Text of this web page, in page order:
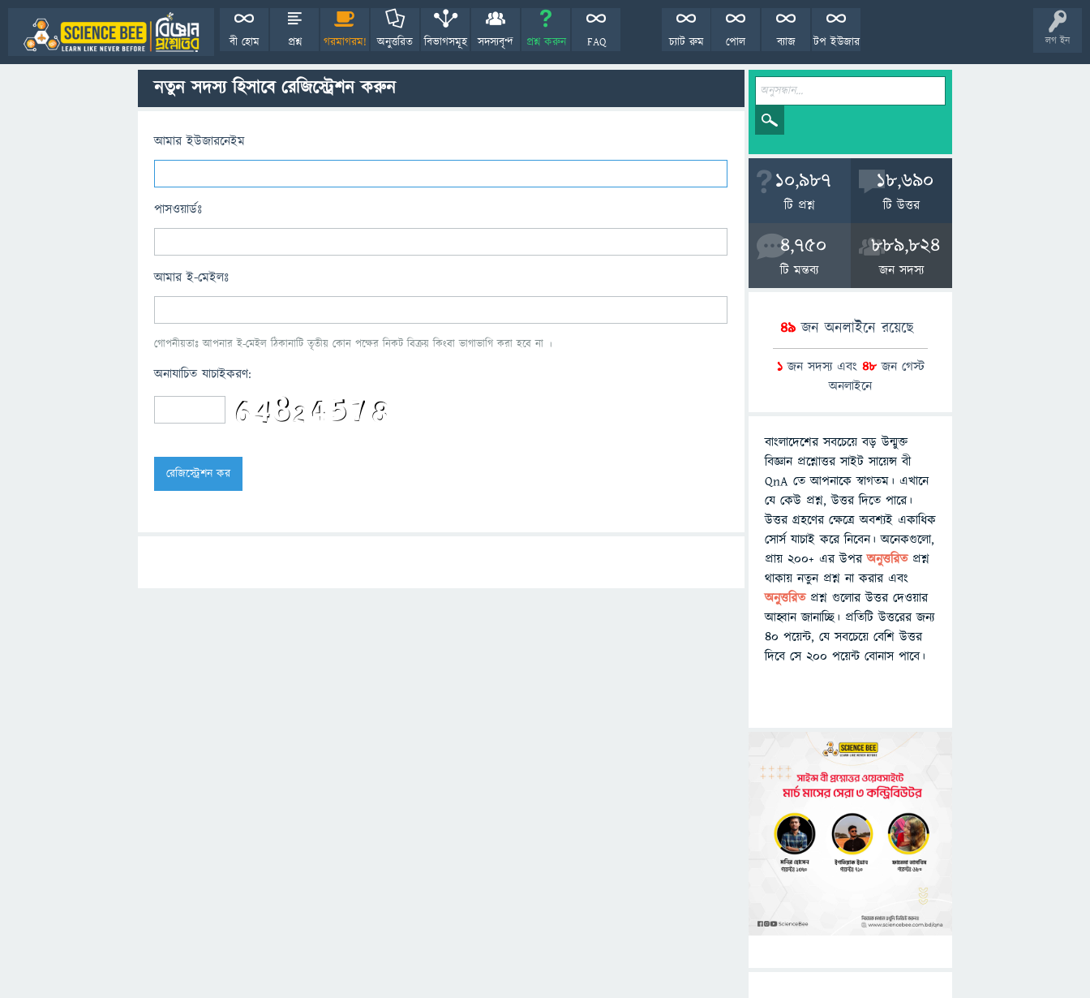
লগ ইন
বী হোম প্রশ্ন গরমাগরম! অনুত্তরিত বিভাগসমূহ সদস্যবৃন্দ প্রশ্ন করুন FAQ টপ ইউজার
ব্যাজ
পোল
চ্যাট রুম
নতুন সদস্য হিসাবে রেজিস্ট্রেশন করুন
আমার ইউজারনেইম
পাসওয়ার্ডঃ
আমার ই-মেইলঃ
গোপনীয়তাঃ আপনার ই-মেইল ঠিকানাটি তৃতীয় কোন পক্ষের নিকট বিক্রয় কিংবা ভাগাভাগি করা হবে না ।
অনাযাচিত যাচাইকরণ:
10,987
টি প্রশ্ন
18,690
টি উত্তর
4,750
টি মন্তব্য
889,824
জন সদস্য
49 জন অনলাইনে রয়েছে
1জন সদস্য এবং 48জন গেস্ট
অনলাইনে
বাংলাদেশের সবচেয়ে বড় উন্মুক্ত
বিজ্ঞান প্রশ্নোত্তর সাইট সায়েন্স বী
QnA তে আপনাকে স্বাগতম। এখানে
যে কেউ প্রশ্ন, উত্তর দিতে পারে।
উত্তর গ্রহণের ক্ষেত্রে অবশ্যই একাধিক
সোর্স যাচাই করে নিবেন। অনেকগুলো,
প্রায় ২০০+ এর উপরঅনুত্তরিতপ্রশ্ন
থাকায় নতুন প্রশ্ন না করার এবং
অনুত্তরিত প্রশ্ন গুলোর উত্তর দেওয়ার
আহ্বান জানাচ্ছি। প্রতিটি উত্তরের জন্য
৪০ পয়েন্ট, যে সবচেয়ে বেশি উত্তর
দিবে সে ২০০ পয়েন্ট বোনাস পাবে।